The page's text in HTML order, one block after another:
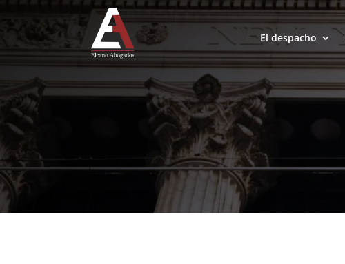
El despacho